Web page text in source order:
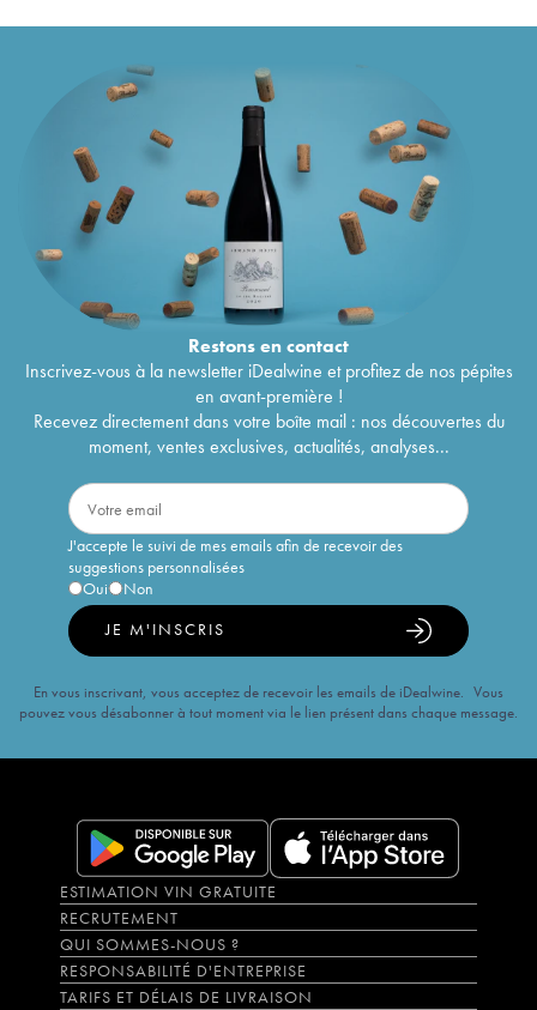
Restons encontact
Inscrivez-vous à la newsletter iDealwine et profitez de nos pépites
en avant-première !
Recevez directement dans votre boîte mail : nos découvertes du
moment, ventes exclusives, actualités, analyses...
J'accepte le suivi de mes emails afin de recevoir des
suggestions personnalisées
Oui
Non
JE M'INSCRIS
En vous inscrivant, vous acceptez de recevoir les emails de iDealwine. Vous
pouvez vous désabonner à tout moment via le lien présent dans chaque message.
ESTIMATION VIN GRATUITE
RECRUTEMENT
QUI SOMMES-NOUS ?
RESPONSABILITÉ D'ENTREPRISE
TARIFS ET DÉLAIS DE LIVRAISON